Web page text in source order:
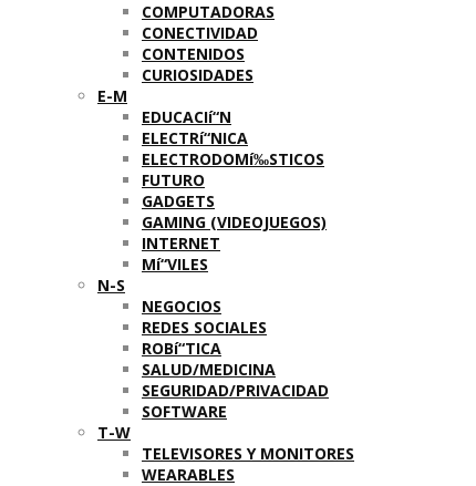
COMPUTADORAS
CONECTIVIDAD
CONTENIDOS
CURIOSIDADES
E-M
EDUCACIí“N
ELECTRí“NICA
ELECTRODOMí‰STICOS
FUTURO
GADGETS
GAMING (VIDEOJUEGOS)
INTERNET
Mí“VILES
N-S
NEGOCIOS
REDES SOCIALES
ROBí“TICA
SALUD/MEDICINA
SEGURIDAD/PRIVACIDAD
SOFTWARE
T-W
TELEVISORES Y MONITORES
WEARABLES